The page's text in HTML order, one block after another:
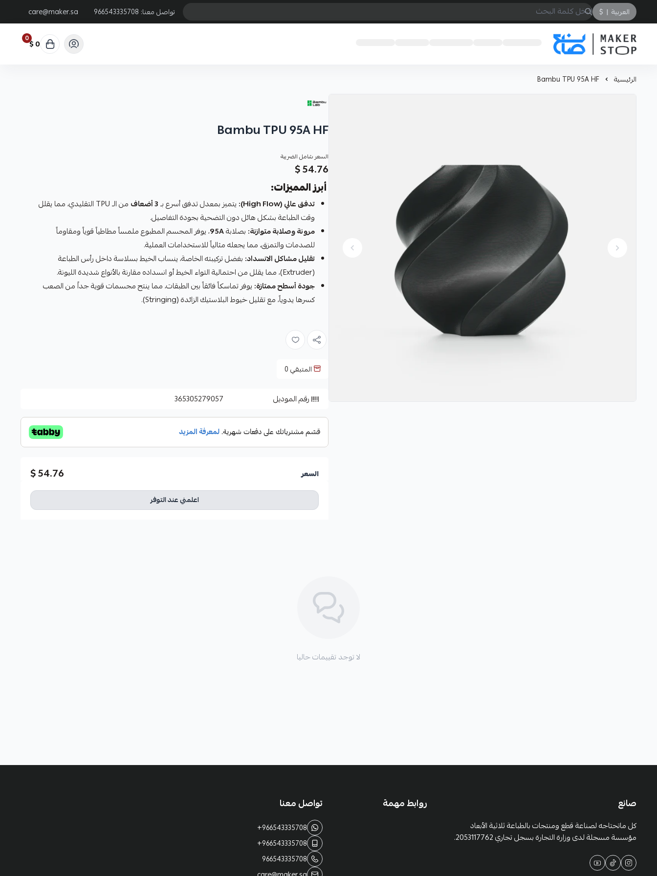
العربية |
$ تواصل معنا: 966543335708
care@maker.sa
صانع
0 0 $
الرئيسية Bambu TPU 95A HF
Bambu TPU 95A HF
السعر شامل الضريبة
54.76 $
أبرز المميزات:
تدفق عالي (High Flow): يتميز بمعدل تدفق أسرع بـ3 أضعاف
من الـ TPU التقليدي، مما يقلل
وقت الطباعة بشكل هائل دون التضحية بجودة التفاصيل.
مرونة وصلابة متوازنة: بصلابة95A، يوفر المجسم المطبوع ملمساً مطاطياً قوياً ومقاوماً
للصدمات والتمزق، مما يجعله مثالياً للاستخدامات العملية.
تقليل مشاكل الانسداد: بفضل تركيبته الخاصة، ينساب الخيط بسلاسة داخل رأس الطباعة
(Extruder)، مما يقلل من احتمالية التواء الخيط أو انسداده مقارنة بالأنواع شديدة الليونة.
جودة أسطح ممتازة: يوفر تماسكاً فائقاً بين الطبقات، مما ينتج مجسمات قوية جداً من الصعب
كسرها يدوياً، مع تقليل خيوط البلاستيك الزائدة (Stringing).
المتبقي0
رقم الموديل 365305279057
السعر 54.76 $
اعلمني عند التوفر
لا توجد تقييمات حاليا
صانع
كل ماتحتاجه لصناعة قطع ومنتجات بالطباعة ثلاثية الأبعاد
مؤسسة مسجلة لدى وزارة التجارة بسجل تجاري 2053117762.
روابط مهمة تواصل معنا
+966543335708
+966543335708
966543335708